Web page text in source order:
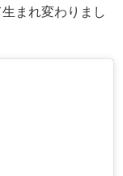
まれ変わりまし